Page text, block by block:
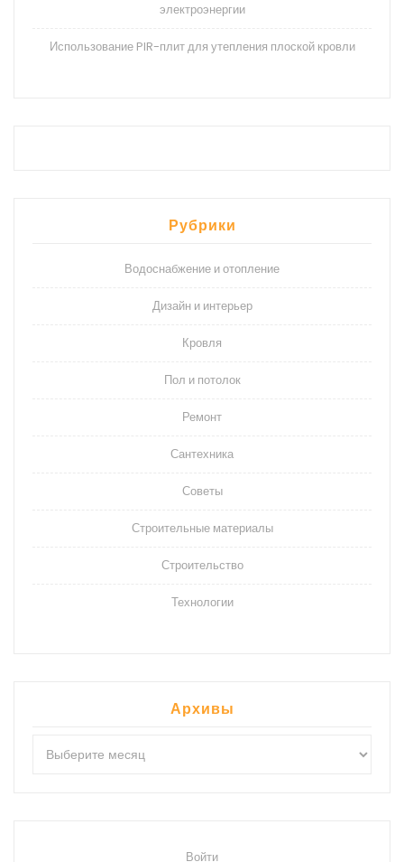
электроэнергии
Использование PIR-плит для утепления плоской кровли
Рубрики
Водоснабжение и отопление
Дизайн и интерьер
Кровля
Пол и потолок
Ремонт
Сантехника
Советы
Строительные материалы
Строительство
Технологии
Архивы
Войти